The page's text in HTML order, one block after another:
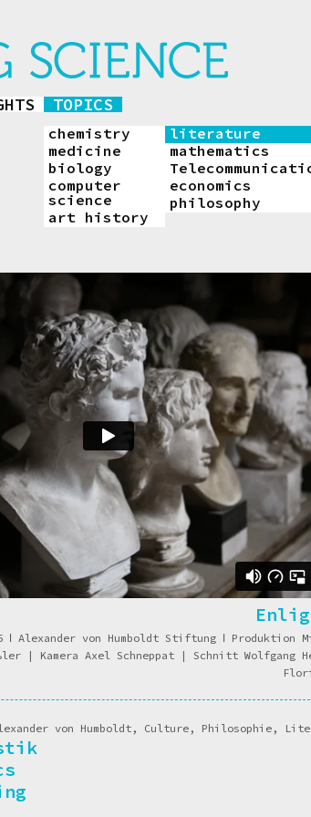
TOPICS
chemistry
medicine
biology
computer
science
art history
literature
mathematics
economics
philosophy
ǀ Alexander von Humboldt Stiftung ǀ Produktion
| Kamera Axel Schneppat | Schnitt Wolfgang
von Humboldt, Culture, Philosophie,